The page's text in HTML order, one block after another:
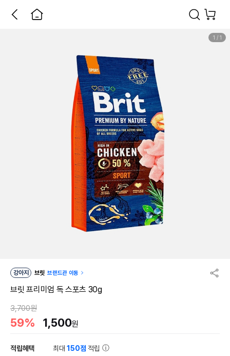
1 / 1
강아지 브릿 브랜드관 이동
브릿 프리미엄 독 스포츠 30g
3,700원
59% 1,500원
적립혜택 최대150점 적립